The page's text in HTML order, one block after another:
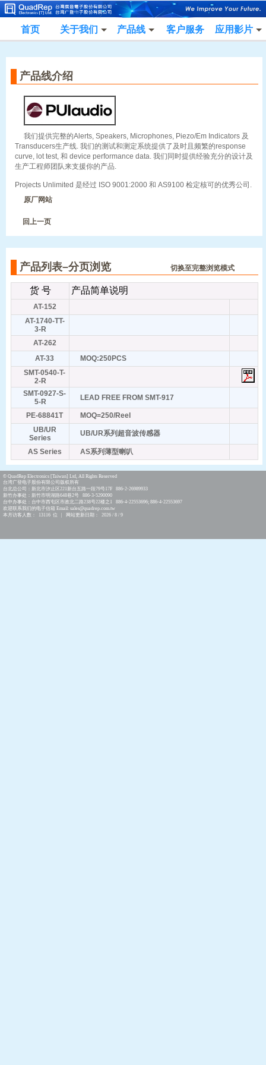
首页 关于我们 产品线 客户服务 应用影片
产品线介绍
我们提供完整的Alerts, Speakers, Microphones, Piezo/Em Indicators 及
Transducers生产线. 我们的测试和测定系统提供了及时且频繁的response
curve, lot test, 和 device performance data. 我们同时提供经验充分的设计及
生产工程师团队来支援你的产品.
Projects Unlimited 是经过 ISO 9001:2000 和 AS9100 检定核可的优秀公司.
原厂网站
回上一页
产品列表–分页浏览 切换至完整浏览模式
货 号 产品简单说明
AT-152
AT-1740-TT-
3-R
AT-262
AT-33
MOQ:250PCS
SMT-0540-T-
2-R
SMT-0927-S-
5-R
LEAD FREE FROM SMT-917
PE-68841T
MOQ=250/Reel
UB/UR
Series
UB/UR系列超音波传感器
AS Series AS系列薄型喇叭
© QuadRep Electronics [Taiwan] Ltd, All Rights Reserved
台湾广登电子股份有限公司版权所有
台北总公司：新北市汐止区221新台五路一段79号17F 886-2-26989933
新竹办事处：新竹市明湖路648巷2号 886-3-5290090
台中办事处：台中市西屯区市政北二路238号22楼之1 886-4-22553696; 886-4-22553697
欢迎联系我们的电子信箱 Email: sales@quadrep.com.tw
本月访客人数： 13116 位 | 网站更新日期： 2026 / 8 / 9